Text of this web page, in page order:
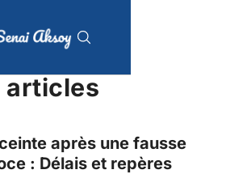
articles
après une fausse
: Délais et repères